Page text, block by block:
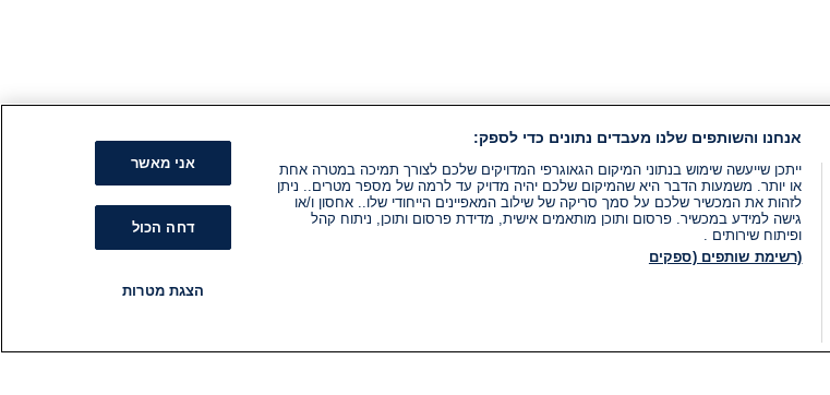
אנחנו והשותפים שלנו מעבדים נתונים כדי לספק:
ייתכן שייעשה שימוש בנתוני המיקום הגאוגרפי המדויקים שלכם לצורך תמיכה במטרה אחת
או יותר. משמעות הדבר היא שהמיקום שלכם יהיה מדויק עד לרמה של מספר מטרים.. ניתן
לזהות את המכשיר שלכם על סמך סריקה של שילוב המאפיינים הייחודי שלו.. אחסון ו/או
גישה למידע במכשיר. פרסום ותוכן מותאמים אישית, מדידת פרסום ותוכן, ניתוח קהל
ופיתוח שירותים .
(רשימת שותפים (ספקים
אני מאשר
דחה הכול
הצגת מטרות